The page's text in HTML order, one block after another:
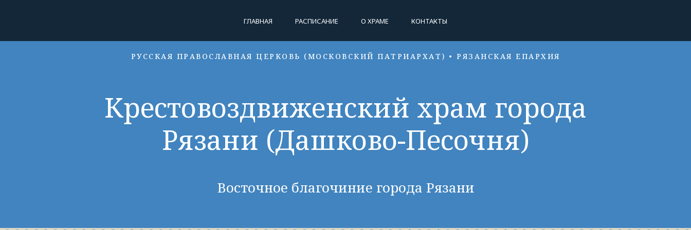
ГЛАВНАЯ РАСПИСАНИЕ О ХРАМЕ КОНТАКТЫ
РУССКАЯ ПРАВОСЛАВНАЯ ЦЕРКОВЬ (МОСКОВСКИЙ ПАТРИАРХАТ) • РЯЗАНСКАЯ ЕПАРХИЯ
Крестовоздвиженский храм города
Рязани (Дашково-Песочня)
Восточное благочиние города Рязани